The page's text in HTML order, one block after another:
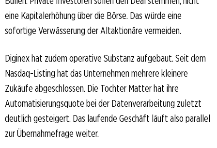
eine Kapitalerhöhung über die Börse. Das würde eine
sofortige Verwässerung der Altaktionäre vermeiden.
Diginex hat zudem operative Substanz aufgebaut. Seit dem
Nasdaq-Listing hat das Unternehmen mehrere kleinere
Zukäufe abgeschlossen. Die Tochter Matter hat ihre
Automatisierungsquote bei der Datenverarbeitung zuletzt
deutlich gesteigert. Das laufende Geschäft läuft also parallel
zur Übernahmefrage weiter.